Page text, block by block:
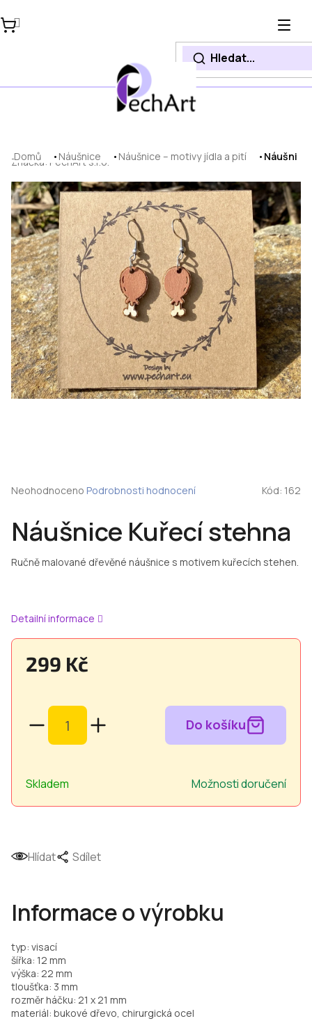
na
obsah
Domů Náušnice Náušnice – motivy jídla a pití
Značka: PechArt s.r.o.
Náušnice Kuřecí stehna
Ručně malované dřevěné náušnice s motivem kuřecích stehen.
Detailní informace
Hlídat Sdílet
299 Kč
Skladem Možnosti doručení
Průměrné
je
0,0
z
5
Neohodnoceno Podrobnosti hodnocení Kód: 162
Informace o výrobku
typ: visací
šířka: 12 mm
výška: 22 mm
tloušťka: 3 mm
rozměr háčku: 21 x 21 mm
materiál: bukové dřevo, chirurgická ocel